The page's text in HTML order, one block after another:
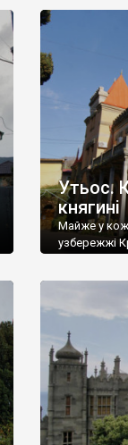
Утьос.
княгині
Майже у
узбережжі